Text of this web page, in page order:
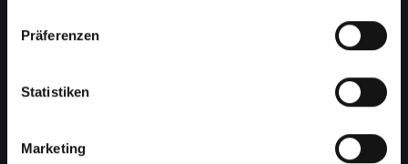
Präferenzen
Statistiken
Marketing
Ein beschädigtes oder defektes Display bei
Ihrem IPHONE-11-PRO-MAX kann mehr als nur
ein optisches Ärgernis sein. Es beeinträchtigt
die Benutzerfreundlichkeit, verringert die
Lesbarkeit und kann sogar die Touch-
Funktionalität einschränken. Von Rissen bis zu